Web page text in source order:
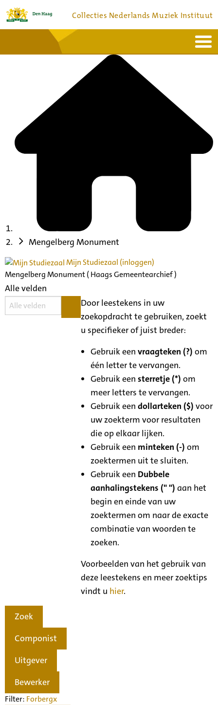
Collecties Nederlands Muziek Instituut
Bronnen en collecties
Mengelberg Monument
Mijn Studiezaal (inloggen)
Mengelberg Monument ( Haags Gemeentearchief )
Alle velden
Door leestekens in uw
zoekopdracht te gebruiken, zoekt
u specifieker of juist breder:
Gebruik eenvraagteken (?) om
één letter te vervangen.
Gebruik eensterretje (*) om
meer letters te vervangen.
Gebruik eendollarteken ($) voor
uw zoekterm voor resultaten
die op elkaar lijken.
Gebruik een minteken (-) om
zoektermen uit te sluiten.
Gebruik een Dubbele
aanhalingstekens (" ") aan het
begin en einde van uw
zoektermen om naar de exacte
combinatie van woorden te
zoeken.
Voorbeelden van het gebruik van
deze leestekens en meer zoektips
vindt u hier.
Zoek
Componist
Uitgever
Bewerker
Filter: Forbergx